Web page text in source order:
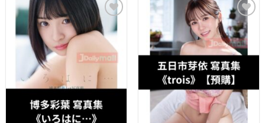
Add to
Wishlist
Add to
Wishlist